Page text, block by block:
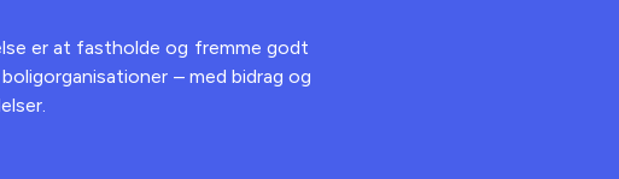
er at fastholde og fremme godt
– med bidrag og